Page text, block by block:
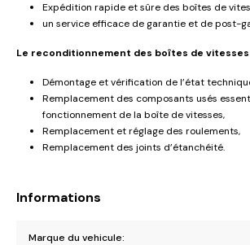
Expédition rapide et sûre des boîtes de
un service efficace de garantie et de post-
Le reconditionnement des boîtes de
Démontage et vérification de l’état
Remplacement des composants usés
fonctionnement de la boîte de vitesses,
Remplacement et réglage des roulements,
Remplacement des joints d’étanchéité.
Informations
Marque du vehicule: